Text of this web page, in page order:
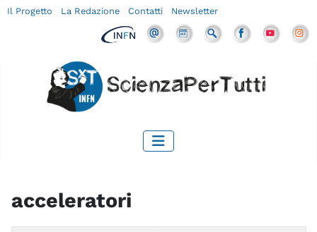
Il Progetto La Redazione Contatti Newsletter
acceleratori